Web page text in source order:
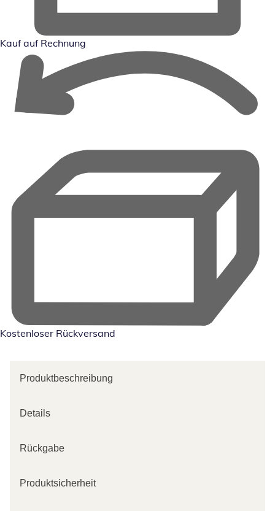
Kauf auf Rechnung
Kostenloser Rückversand
Produktbeschreibung
Details
Rückgabe
Produktsicherheit